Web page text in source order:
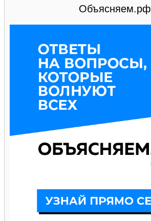
Объясняем.рф